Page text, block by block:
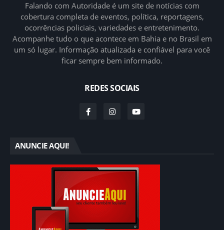
Falando com Autoridade é um site de notícias com
cobertura completa de eventos, política, reportagens,
ocorrências policiais, variedades e entretenimento.
Acompanhe tudo o que acontece em Bahia e no Brasil em
um só lugar. Informação atualizada e confiável para você
ficar sempre bem informado.
REDES SOCIAIS
ANUNCIE AQUI!